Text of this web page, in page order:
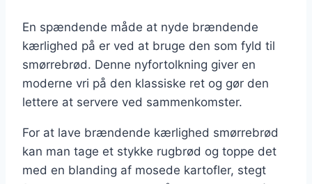
En spændende måde at nyde brændende
kærlighed på er ved at bruge den som fyld til
smørrebrød. Denne nyfortolkning giver en
moderne vri på den klassiske ret og gør den
lettere at servere ved sammenkomster.
For at lave brændende kærlighed smørrebrød
kan man tage et stykke rugbrød og toppe det
med en blanding af mosede kartofler, stegt